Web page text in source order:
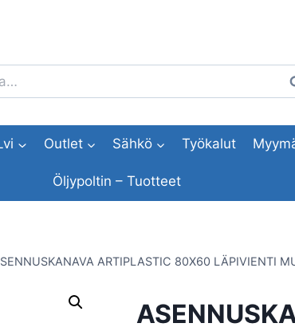
Outlet Sähkö Työkalut
Öljypoltin – Tuotteet
ARTIPLASTIC 80X60 LÄPIVIENTI